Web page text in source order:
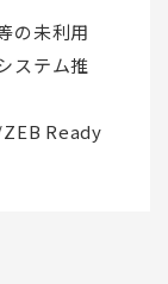
の未利用
ステム推
Ready